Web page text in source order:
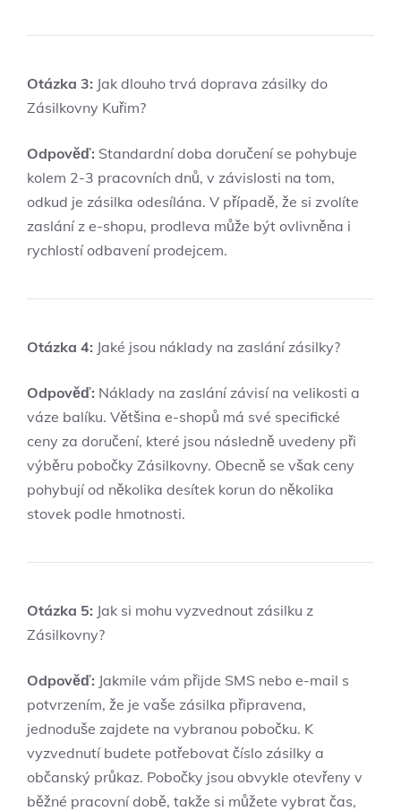
Otázka 3: Jak dlouho trvá doprava zásilky do
Zásilkovny Kuřim?
Odpověď: Standardní doba doručení se pohybuje
kolem 2-3 pracovních dnů, v závislosti na tom,
odkud je zásilka odesílána. V případě, že si zvolíte
zaslání z e-shopu, prodleva může být ovlivněna i
rychlostí odbavení prodejcem.
Otázka 4: Jaké jsou náklady na zaslání zásilky?
Odpověď: Náklady na zaslání závisí na velikosti a
váze balíku. Většina e-shopů má své specifické
ceny za doručení, které jsou následně uvedeny při
výběru pobočky Zásilkovny. Obecně se však ceny
pohybují od několika desítek korun do několika
stovek podle hmotnosti.
Otázka 5: Jak si mohu vyzvednout zásilku z
Zásilkovny?
Odpověď: Jakmile vám přijde SMS nebo e-mail s
potvrzením, že je vaše zásilka připravena,
jednoduše zajdete na vybranou pobočku. K
vyzvednutí budete potřebovat číslo zásilky a
občanský průkaz. Pobočky jsou obvykle otevřeny v
běžné pracovní době, takže si můžete vybrat čas,